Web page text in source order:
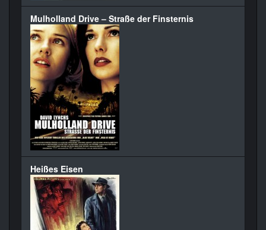
Mulholland Drive – Straße der Finsternis
Heißes Eisen